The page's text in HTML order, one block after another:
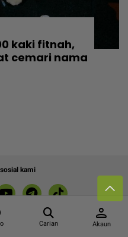
Carian
person
Akaun
kaki fitnah,
cemari nama
kami
Hubungi Kami